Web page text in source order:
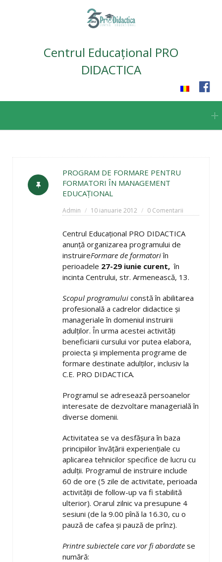
Centrul Educațional PRO
DIDACTICA
content
PROGRAM DE FORMARE PENTRU
FORMATORI ÎN MANAGEMENT
EDUCAŢIONAL
Admin 10 ianuarie 2012 0 Comentarii
Centrul Educaţional PRO DIDACTICA
anunţă organizarea programului de
instruireFormare de formatoriîn
perioadele 27-29 iunie curent, în
incinta Centrului, str. Armenească, 13.
Scopul programului constă în abilitarea
profesională a cadrelor didactice şi
manageriale în domeniul instruirii
adulţilor. În urma acestei activităţi
beneficiarii cursului vor putea elabora,
proiecta şi implementa programe de
formare destinate adulţilor, inclusiv la
C.E. PRO DIDACTICA.
Programul se adresează persoanelor
interesate de dezvoltare managerială în
diverse domenii.
Activitatea se va desfăşura în baza
principiilor învăţării experienţiale cu
aplicarea tehnicilor specifice de lucru cu
adulţii. Programul de instruire include
60 de ore (5 zile de activitate, perioada
activităţii de follow-up va fi stabilită
ulterior). Orarul zilnic va presupune 4
sesiuni (de la 9.00 pînă la 16.30, cu o
pauză de cafea şi pauză de prînz).
Printre subiectele care vor fi abordate se
numără: